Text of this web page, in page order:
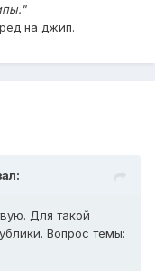
на джип.
Для такой
Вопрос темы: